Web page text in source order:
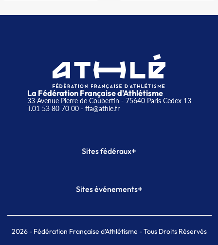
La Fédération Française d'Athlétisme
33 Avenue Pierre de Coubertin - 75640 Paris Cedex 13
T.01 53 80 70 00- ffa@athle.fr
Sites fédéraux+
Plateforme Formation
Sites événements+
Meeting de Paris indoor
MAIF Ekiden de Paris
2026- Fédération Française d'Athlétisme - Tous Droits Réservés